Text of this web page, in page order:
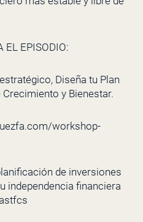
EL EPISODIO:
Diseña tu Plan
y Bienestar.
workshop-
de inversiones
independencia financiera